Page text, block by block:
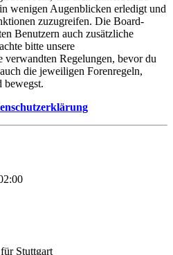
wenigen Augenblicken erledigt und
zuzugreifen. Die Board-
Benutzern auch zusätzliche
bitte unsere
Regelungen, bevor du
die jeweiligen Forenregeln,
bewegst.
Stuttgart